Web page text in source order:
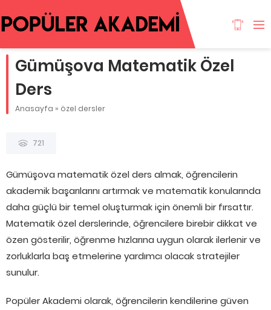
Gümüşova Matematik Özel
Ders
Anasayfa » özel dersler
721
Gümüşova matematik özel ders almak, öğrencilerin
akademik başarılarını artırmak ve matematik konularında
daha güçlü bir temel oluşturmak için önemli bir fırsattır.
Matematik özel derslerinde, öğrencilere birebir dikkat ve
özen gösterilir, öğrenme hızlarına uygun olarak ilerlenir ve
zorluklarla baş etmelerine yardımcı olacak stratejiler
sunulur.
Popüler Akademi olarak, öğrencilerin kendilerine güven